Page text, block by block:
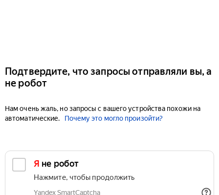
Подтвердите, что запросы отправляли вы, а
не робот
Нам очень жаль, но запросы с вашего устройства похожи на
автоматические.
Почему это могло произойти?
Я не робот
Нажмите, чтобы продолжить
Yandex SmartCaptcha